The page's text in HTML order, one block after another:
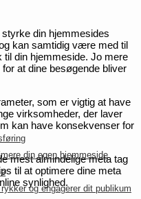
din egen hjemmeside
og engagerer dit publikum
din hjemmesides
kan samtidig være med til
din hjemmeside. Jo mere
at dine besøgende bliver
som er vigtig at have
virksomheder, der laver
kan have konsekvenser for
mest almindelige meta tag
til at optimere dine meta
synlighed.